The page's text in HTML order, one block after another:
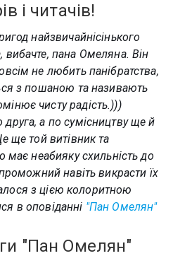
і читачів!
найзвичайнісінького
пана Омеляна. Він
не любить панібратства,
з пошаною та називають
чисту радість.)))
а по сумісництву ще й
ще той витівник та
має неабияку схильність до
навіть викрасти їх
з цією колоритною
в оповіданні "Пан Омелян"
"Пан Омелян"